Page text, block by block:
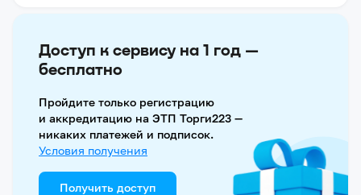
Доступ к сервису на 1 год —
бесплатно
Пройдите только регистрацию
и аккредитацию на ЭТП Торги223 —
никаких платежей и подписок.
Условия получения
Получить доступ